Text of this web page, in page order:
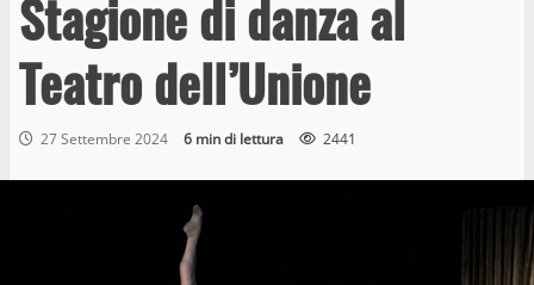
Stagione di danza al
Teatro dell’Unione
27 Settembre 2024 6 min di lettura 2441